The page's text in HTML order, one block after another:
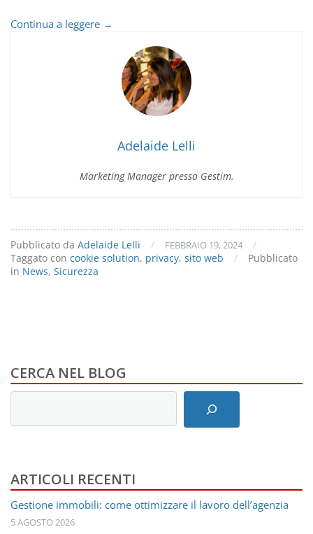
Continua a leggere Cookie
nuove
linee
guida
→
Adelaide Lelli
Marketing Manager presso Gestim.
Pubblicato da Adelaide Lelli / FEBBRAIO 19, 2024
/
Taggato con cookie solution, privacy, sito web /
Pubblicato
in News, Sicurezza
CERCA NEL BLOG
ricerca
ARTICOLI RECENTI
Gestione immobili: come ottimizzare il lavoro dell’agenzia
5 AGOSTO 2026